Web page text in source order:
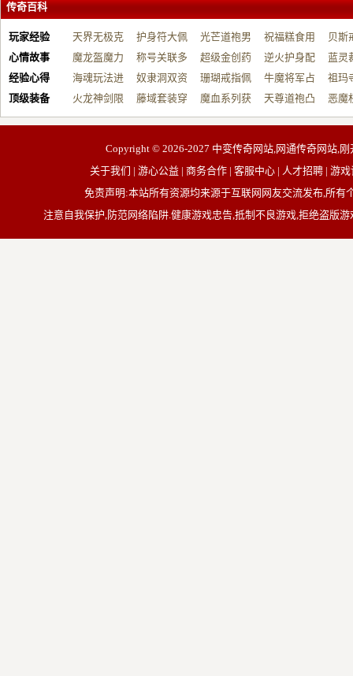
传奇百科
玩家经验
天界无极克
制…
护身符大佩
戴…
光芒道袍男
战…
祝福糕食用
帮…
贝斯
开…
心情故事
魔龙盔魔力
增…
称号关联多
元…
超级金创药
带…
逆火护身配
祝…
蓝灵
台…
经验心得
海魂玩法进
阶…
奴隶洞双资
源…
珊瑚戒指佩
戴…
牛魔将军占
占…
祖玛
动…
顶级装备
火龙神剑限
制…
藤域套装穿
戴…
魔血系列获
取…
天尊道袍凸
显…
恶魔
有…
Copyright © 2026-2027 中变传奇网站,网通传奇网站,
关于我们 | 游心公益 | 商务合作 | 客服中心 | 人才招聘 | 游
免责声明:本站所有资源均来源于互联网网友交流发布,所
注意自我保护,防范网络陷阱.健康游戏忠告,抵制不良游戏,拒绝盗版